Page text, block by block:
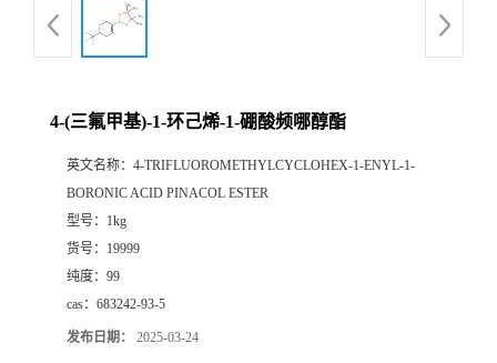
4-(三氟甲基)-1-环己烯-1-硼酸频哪醇酯
英文名称： 4-TRIFLUOROMETHYLCYCLOHEX-1-ENYL-1-
BORONIC ACID PINACOL ESTER
型号： 1kg
货号： 19999
纯度： 99
cas： 683242-93-5
发布日期： 2025-03-24